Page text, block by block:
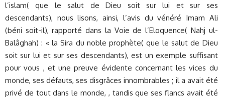
l’islam( que le salut de Dieu soit sur lui et sur ses
descendants), nous lisons, ainsi, l’avis du vénéré Imam Ali
(béni soit-il), rapporté dans la Voie de l’Eloquence( Nahj ul-
Balâghah) : « la Sira du noble prophète( que le salut de Dieu
soit sur lui et sur ses descendants), est un exemple suffisant
pour vous , et une preuve évidente concernant les vices du
monde, ses défauts, ses disgrâces innombrables ; il a avait été
privé de tout dans le monde, , tandis que ses flancs avait été